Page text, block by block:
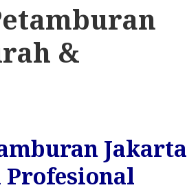
&
Jakarta
Profesional